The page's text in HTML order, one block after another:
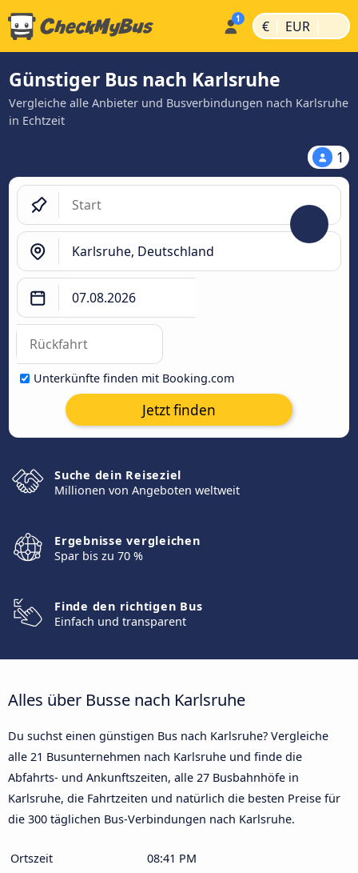
€ | EUR |
Günstiger Bus nach Karlsruhe
Vergleiche alle Anbieter und Busverbindungen nach Karlsruhe
in Echtzeit
1
Unterkünfte finden mit Booking.com
Jetzt finden
Suche dein Reiseziel
Millionen von Angeboten weltweit
Ergebnisse vergleichen
Spar bis zu 70 %
Finde den richtigen Bus
Einfach und transparent
Alles über Busse nach Karlsruhe
Du suchst einen günstigen Bus nach Karlsruhe? Vergleiche
alle 21 Busunternehmen nach Karlsruhe und finde die
Abfahrts- und Ankunftszeiten, alle 27 Busbahnhöfe in
Karlsruhe, die Fahrtzeiten und natürlich die besten Preise für
die 300 täglichen Bus-Verbindungen nach Karlsruhe.
Ortszeit
08:41 PM